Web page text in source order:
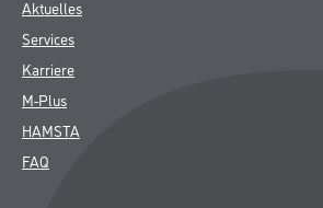
Aktuelles
Services
Karriere
M-Plus
HAMSTA
FAQ